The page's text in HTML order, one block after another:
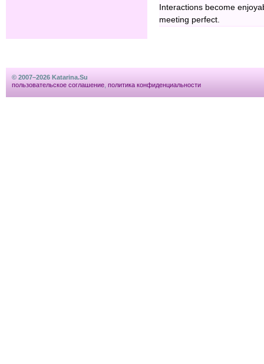
Interactions become
meeting perfect.
© 2007–2026 Katarina.Su
пользовательское соглашение политика конфиденциальности